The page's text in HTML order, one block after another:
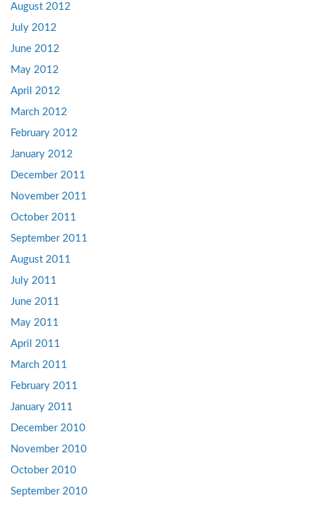
August 2012
July 2012
June 2012
May 2012
April 2012
March 2012
February 2012
January 2012
December 2011
November 2011
October 2011
September 2011
August 2011
July 2011
June 2011
May 2011
April 2011
March 2011
February 2011
January 2011
December 2010
November 2010
October 2010
September 2010